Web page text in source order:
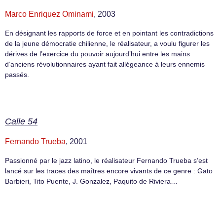
Marco Enriquez Ominami, 2003
En désignant les rapports de force et en pointant les contradictions
de la jeune démocratie chilienne, le réalisateur, a voulu figurer les
dérives de l’exercice du pouvoir aujourd’hui entre les mains
d’anciens révolutionnaires ayant fait allégeance à leurs ennemis
passés.
Calle 54
Fernando Trueba, 2001
Passionné par le jazz latino, le réalisateur Fernando Trueba s’est
lancé sur les traces des maîtres encore vivants de ce genre : Gato
Barbieri, Tito Puente, J. Gonzalez, Paquito de Riviera…